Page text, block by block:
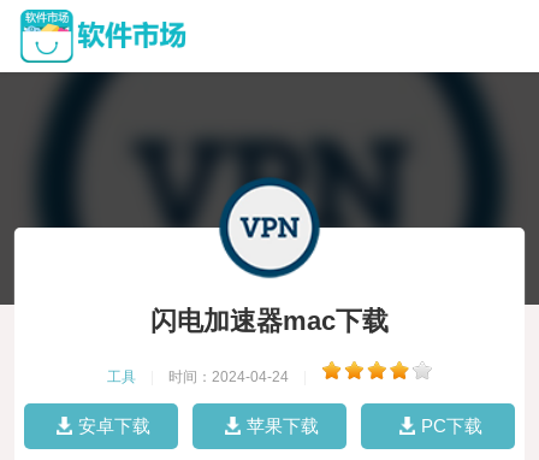
闪电加速器mac下载
工具 时间：2024-04-24
安卓下载 苹果下载 PC下载